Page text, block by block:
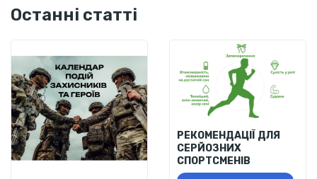
Останні статті
РЕКОМЕНДАЦІЇ ДЛЯ
СЕРЙОЗНИХ
СПОРТСМЕНІВ